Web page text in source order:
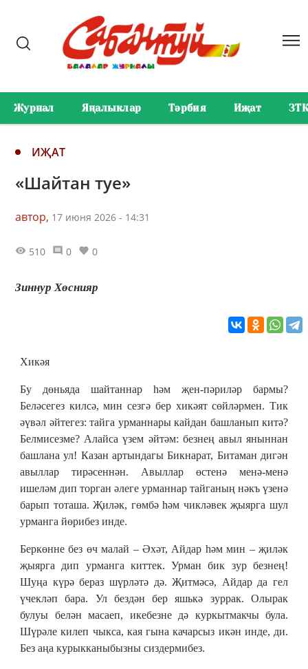
Журнал Яңалыклар Тәрбия Иҗат ЗТК
ИҖАТ
«Шайтан туе»
автор, 17 июня 2026 - 14:31
510 0 0
Зиннур Хөснияр
Хикәя
Бу дөньяда шайтаннар һәм җен-пәриләр бармы?
Беләсегез килсә, мин сезгә бер хикәят сөйләрмен. Тик
әүвәл әйтегез: тайга урманнары кайдан башланып китә?
Белмисезме? Алайса үзем әйтәм: безнең авыл яныннан
башлана ул! Казан артындагы Бикнарат, Битаман дигән
авыллар тирәсеннән. Авыллар өстенә менә-менә
ишеләм дип торган әлеге урманнар тайганың нәкъ үзенә
барып тоташа. Җиләк, гөмбә һәм чикләвек җыярга шул
урманга йөрибез инде.
Беркөнне без өч малай ‒ Әхәт, Айдар һәм мин – җиләк
җыярга дип урманга киттек. Урман бик зур безнең!
Шуңа күрә бераз шүрләтә дә. Җитмәсә, Айдар да гел
үчекләп бара. Ул бездән бер яшькә зуррак. Олырак
булуы белән масаеп, икебезне дә куркытмакчы була.
Шүрәле килеп чыкса, кая гына качарсыз икән инде, ди.
Без аңа курыкканыбызны сиздермибез.